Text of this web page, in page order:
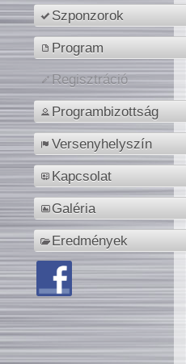
Szponzorok
Program
Regisztráció
Programbizottság
Versenyhelyszín
Kapcsolat
Galéria
Eredmények